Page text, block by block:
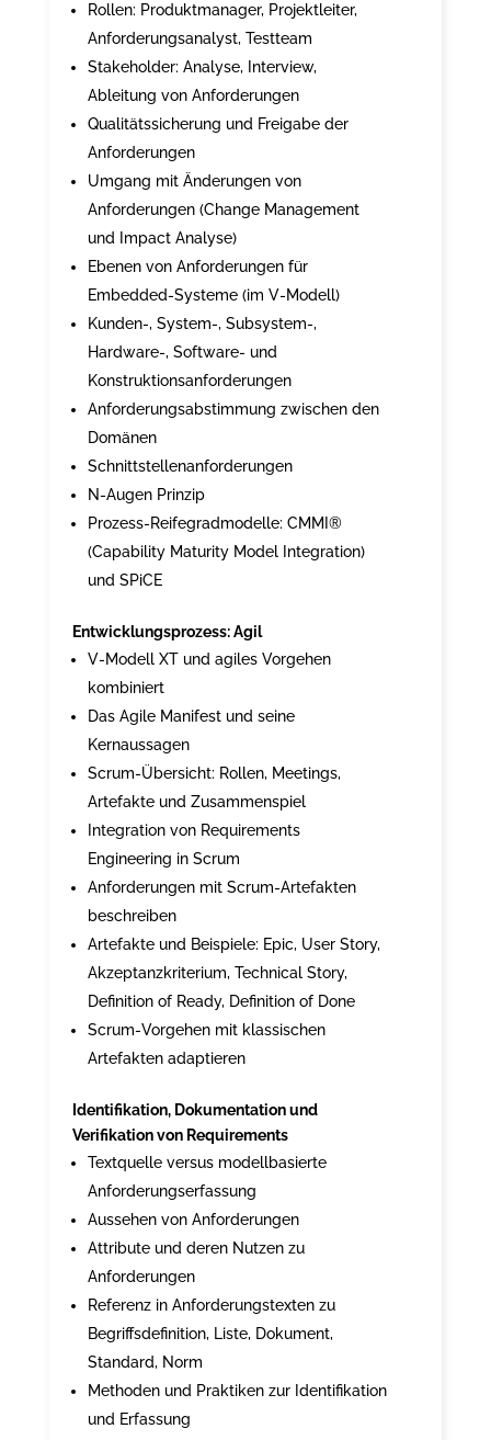
Rollen: Produktmanager, Projektleiter,
Anforderungsanalyst, Testteam
Stakeholder: Analyse, Interview,
Ableitung von Anforderungen
Qualitätssicherung und Freigabe der
Anforderungen
Umgang mit Änderungen von
Anforderungen (Change Management
und Impact Analyse)
Ebenen von Anforderungen für
Embedded-Systeme (im V-Modell)
Kunden-, System-, Subsystem-,
Hardware-, Software- und
Konstruktionsanforderungen
Anforderungsabstimmung zwischen den
Domänen
Schnittstellenanforderungen
N-Augen Prinzip
Prozess-Reifegradmodelle: CMMI®
(Capability Maturity Model Integration)
und SPiCE
Entwicklungsprozess: Agil
V-Modell XT und agiles Vorgehen
kombiniert
Das Agile Manifest und seine
Kernaussagen
Scrum-Übersicht: Rollen, Meetings,
Artefakte und Zusammenspiel
Integration von Requirements
Engineering in Scrum
Anforderungen mit Scrum-Artefakten
beschreiben
Artefakte und Beispiele: Epic, User Story,
Akzeptanzkriterium, Technical Story,
Definition of Ready, Definition of Done
Scrum-Vorgehen mit klassischen
Artefakten adaptieren
Identifikation, Dokumentation und
Verifikation von Requirements
Textquelle versus modellbasierte
Anforderungserfassung
Aussehen von Anforderungen
Attribute und deren Nutzen zu
Anforderungen
Referenz in Anforderungstexten zu
Begriffsdefinition, Liste, Dokument,
Standard, Norm
Methoden und Praktiken zur Identifikation
und Erfassung